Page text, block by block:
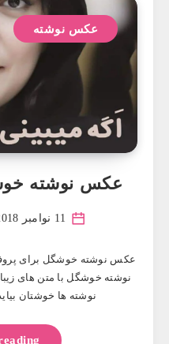
عکس نوشته
عکس نوشته
عکس نوشته خوشگل برای
نوشته خوشگل با متن های
نوشته ها خوشتان